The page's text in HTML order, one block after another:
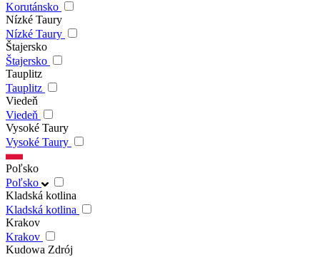
Korutánsko
Nízké Taury
Nízké Taury
Štajersko
Štajersko
Tauplitz
Tauplitz
Viedeň
Viedeň
Vysoké Taury
Vysoké Taury
Poľsko
Poľsko
Kladská kotlina
Kladská kotlina
Krakov
Krakov
Kudowa Zdrój